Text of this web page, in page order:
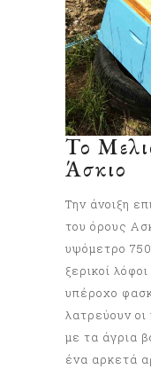
Το
Άσκιο
Την άνοιξη
του όρους
υψόμετρο
ξερικοί
υπέροχο
λατρεύουν
με τα άγρια
ένα αρκετά